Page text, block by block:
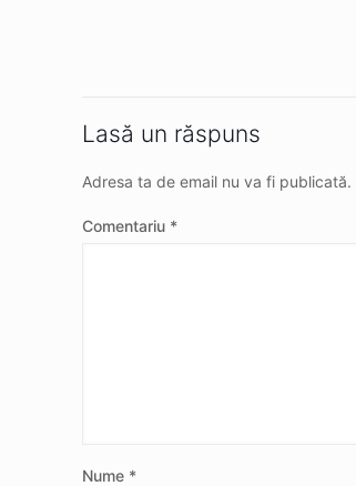
Lasă un răspuns
Adresa ta de email nu va fi publicată.
Comentariu *
Nume *